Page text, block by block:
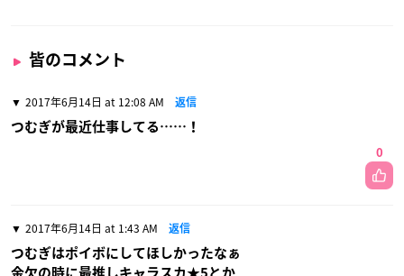
皆のコメント
2017年6月14日 at 12:08 AM 返信
つむぎが最近仕事してる……！
0
2017年6月14日 at 1:43 AM 返信
つむぎはポイボにしてほしかったなぁ
金欠の時に最推しキャラスカ★5とか